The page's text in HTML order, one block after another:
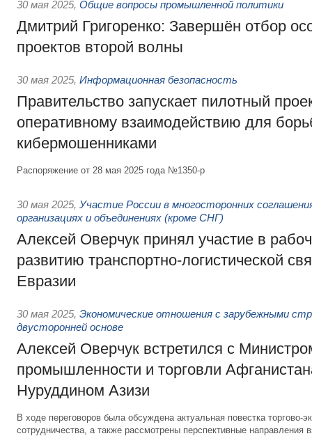
30 мая 2025, Общие вопросы промышленной политики
Дмитрий Григоренко: Завершён отбор
проектов второй волны
30 мая 2025, Информационная безопасность
Правительство запускает пилотный
оперативному взаимодействию для
кибермошенниками
Распоряжение от 28 мая 2025 года №1350-р
30 мая 2025, Участие России в многосторонних
организациях и объединениях (кроме СНГ)
Алексей Оверчук принял участие в
развитию транспортно-логистической
Евразии
30 мая 2025, Экономические отношения с зарубежными
двусторонней основе
Алексей Оверчук встретился с
промышленности и торговли
Нуруддином Азизи
В ходе переговоров была обсуждена актуальная повестка торгово-
сотрудничества, а также рассмотрены перспективные направления